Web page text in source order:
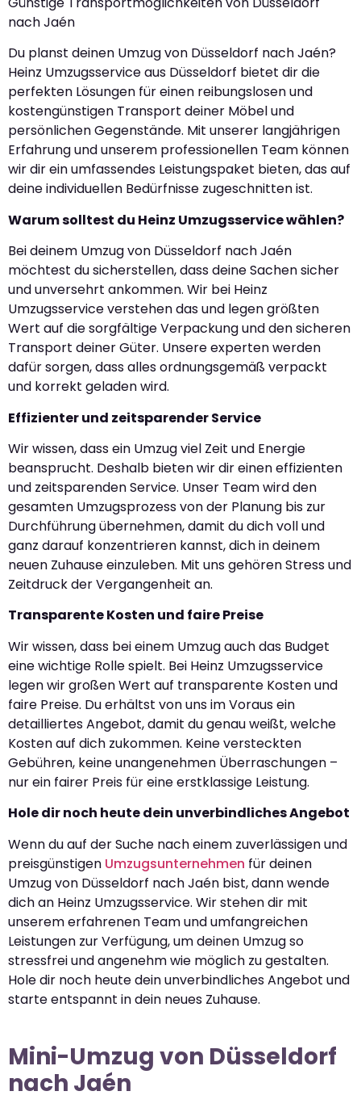
nach Jaén
Du planst deinen Umzug von Düsseldorf nach Jaén?
Heinz Umzugsservice aus Düsseldorf bietet dir die
perfekten Lösungen für einen reibungslosen und
kostengünstigen Transport deiner Möbel und
persönlichen Gegenstände. Mit unserer langjährigen
Erfahrung und unserem professionellen Team können
wir dir ein umfassendes Leistungspaket bieten, das auf
deine individuellen Bedürfnisse zugeschnitten ist.
Warum solltest du Heinz Umzugsservice wählen?
Bei deinem Umzug von Düsseldorf nach Jaén
möchtest du sicherstellen, dass deine Sachen sicher
und unversehrt ankommen. Wir bei Heinz
Umzugsservice verstehen das und legen größten
Wert auf die sorgfältige Verpackung und den sicheren
Transport deiner Güter. Unsere experten werden
dafür sorgen, dass alles ordnungsgemäß verpackt
und korrekt geladen wird.
Effizienter und zeitsparender Service
Wir wissen, dass ein Umzug viel Zeit und Energie
beansprucht. Deshalb bieten wir dir einen effizienten
und zeitsparenden Service. Unser Team wird den
gesamten Umzugsprozess von der Planung bis zur
Durchführung übernehmen, damit du dich voll und
ganz darauf konzentrieren kannst, dich in deinem
neuen Zuhause einzuleben. Mit uns gehören Stress und
Zeitdruck der Vergangenheit an.
Transparente Kosten und faire Preise
Wir wissen, dass bei einem Umzug auch das Budget
eine wichtige Rolle spielt. Bei Heinz Umzugsservice
legen wir großen Wert auf transparente Kosten und
faire Preise. Du erhältst von uns im Voraus ein
detailliertes Angebot, damit du genau weißt, welche
Kosten auf dich zukommen. Keine versteckten
Gebühren, keine unangenehmen Überraschungen –
nur ein fairer Preis für eine erstklassige Leistung.
Hole dir noch heute dein unverbindliches Angebot
Wenn du auf der Suche nach einem zuverlässigen und
preisgünstigen Umzugsunternehmen für deinen
Umzug von Düsseldorf nach Jaén bist, dann wende
dich an Heinz Umzugsservice. Wir stehen dir mit
unserem erfahrenen Team und umfangreichen
Leistungen zur Verfügung, um deinen Umzug so
stressfrei und angenehm wie möglich zu gestalten.
Hole dir noch heute dein unverbindliches Angebot und
starte entspannt in dein neues Zuhause.
Mini-Umzug von Düsseldorf
nach Jaén